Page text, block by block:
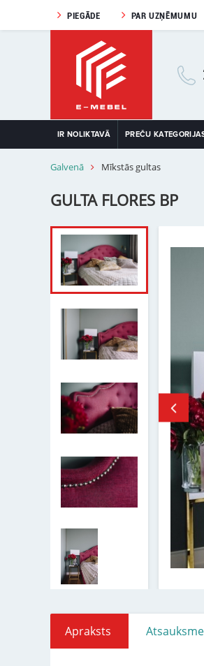
PIEGĀDE PAR UZŅĒMUMU
IR NOLIKTAVĀ PREČU
Galvenā Mīkstās gultas
GULTA FLORES BP
Apraksts